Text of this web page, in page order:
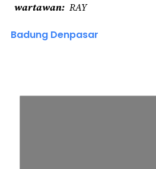
wartawan RAY
Badung Denpasar